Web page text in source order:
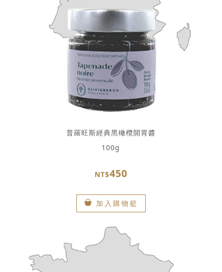
普羅旺斯經典黑橄欖開胃醬
100g
NT$450
加入購物籃